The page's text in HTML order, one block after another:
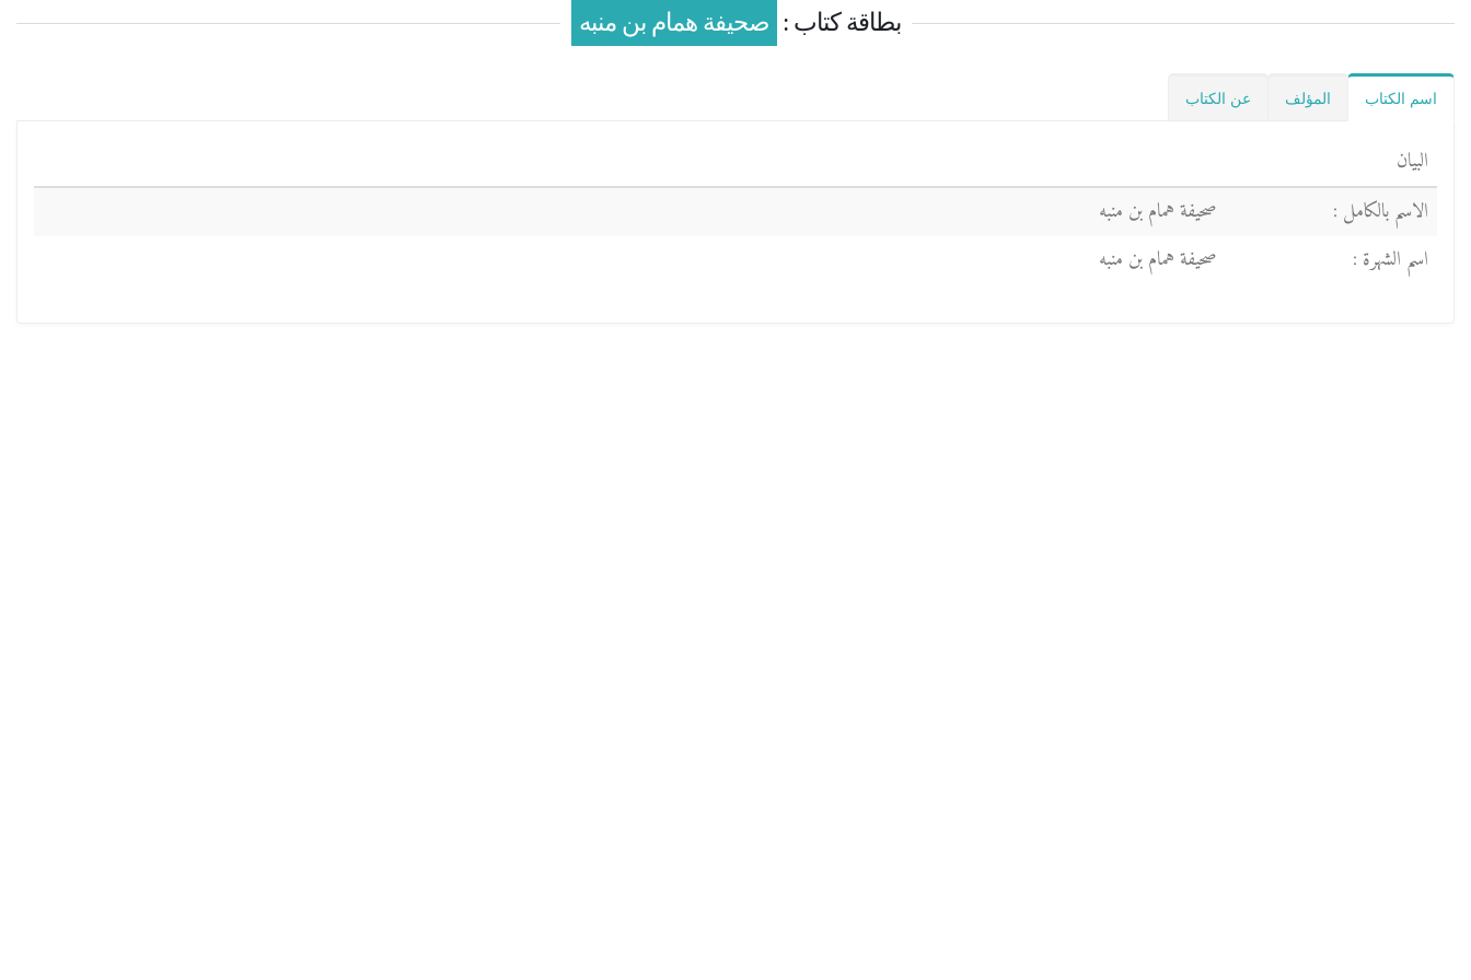
بطاقة كتاب : صحيفة همام بن منبه
اسم الكتاب المؤلف عن الكتاب
البيان
الاسم بالكامل :
صحيفة همام بن منبه
اسم الشهرة :
صحيفة همام بن منبه